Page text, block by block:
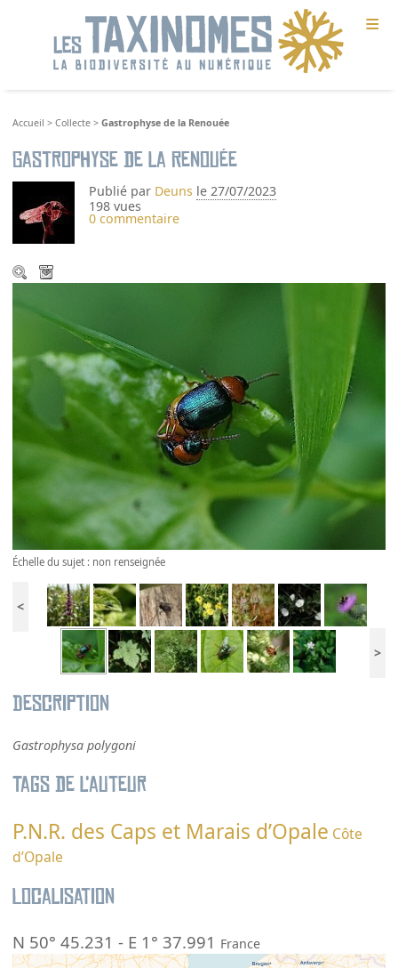
≡
Accueil >Collecte >Gastrophyse de la Renouée
Gastrophyse de la Renouée
Publié par Deuns le 27/07/2023
198 vues
0 commentaire
Échelle du sujet : non renseignée
<
>
Description
Gastrophysa polygoni
Tags de l’auteur
P.N.R. des Caps et Marais d’Opale Côte
d’Opale
Localisation
N 50° 45.231 - E 1° 37.991 France